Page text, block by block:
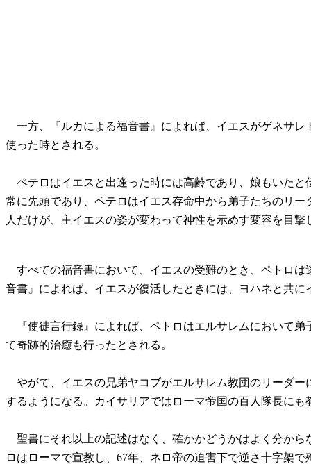
一方、『ルカによる福音書』によれば、イエスがゲネサ
使った時とされる。
ペテロはイエスと出逢った時には高齢であり、娘もいた
常に先頭であり、ペテロはイエス存命中から弟子たちのリ
人だけが、主イエスの姿が変わって神性を示めす変容を目撃
すべての福音書において、イエスの受難のとき、ペトロ
音書』によれば、イエスが復活したときには、ヨハネと共に
『使徒言行録』によれば、ペトロはエルサレムにおいて
て奇跡的治癒も行ったとされる。
やがて、イエスの兄弟ヤコブがエルサレム教団のリーダ
するようになる。カイサリアではローマ帝国の百人隊長にも
聖書にそれ以上の記述はなく、確かかどうかはよく分か
ロはローマで宣教し、67年、ネロ帝の迫害下で逆さ十字架で